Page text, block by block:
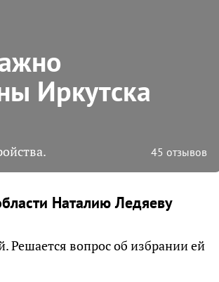
Иркутска
45 отзывов
Наталию Ледяеву
Решается вопрос об избрании ей